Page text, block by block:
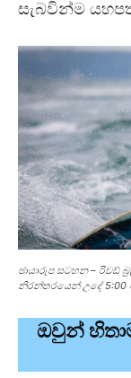
සැබවින්ම
ඡායාරූප සටහන – රිචඩ්
නිරන්තරයෙන් උදේ 5:00
ඔවුන්